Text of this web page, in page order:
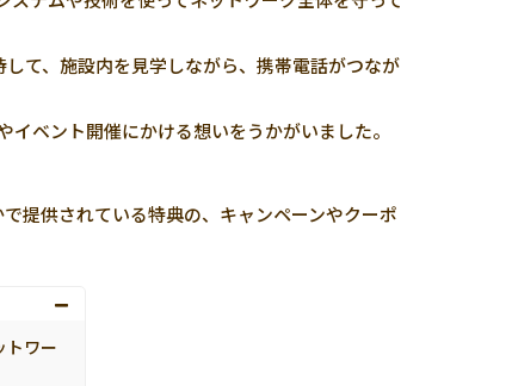
て、施設内を見学しながら、携帯電話がつなが
ベント開催にかける想いをうかがいました。
供されている特典の、キャンペーンやクーポ
トワー